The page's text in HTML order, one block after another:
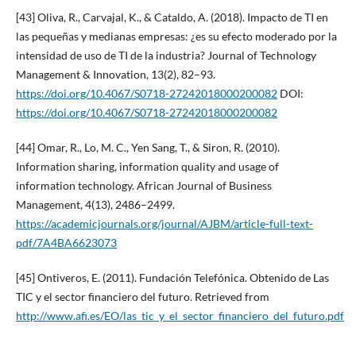
[43] Oliva, R., Carvajal, K., & Cataldo, A. (2018). Impacto de TI en
las pequeñas y medianas empresas: ¿es su efecto moderado por la
intensidad de uso de TI de la industria? Journal of Technology
Management & Innovation, 13(2), 82–93.
https://doi.org/10.4067/S0718-27242018000200082DOI:
https://doi.org/10.4067/S0718-27242018000200082
[44] Omar, R., Lo, M. C., Yen Sang, T., & Siron, R. (2010).
Information sharing, information quality and usage of
information technology. African Journal of Business
Management, 4(13), 2486–2499.
https://academicjournals.org/journal/AJBM/article-full-text-
pdf/7A4BA6623073
[45] Ontiveros, E. (2011). Fundación Telefónica. Obtenido de Las
TIC y el sector financiero del futuro. Retrieved from
http://www.afi.es/EO/las_tic_y_el_sector_financiero_del_futuro.pdf